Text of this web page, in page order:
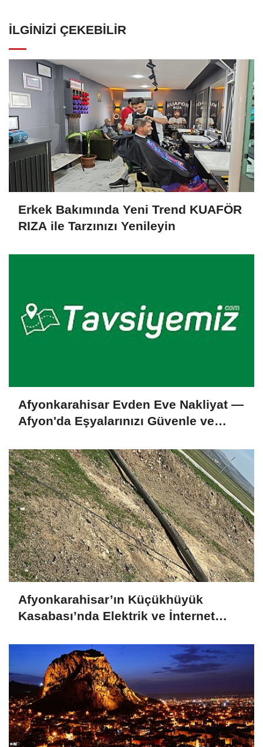
İLGINIZI ÇEKEBILIR
Erkek Bakımında Yeni Trend KUAFÖR
RIZA ile Tarzınızı Yenileyin
Afyonkarahisar Evden Eve Nakliyat —
Afyon'da Eşyalarınızı Güvenle ve
Afyonkarahisar’ın Küçükhüyük
Kasabası’nda Elektrik ve İnternet